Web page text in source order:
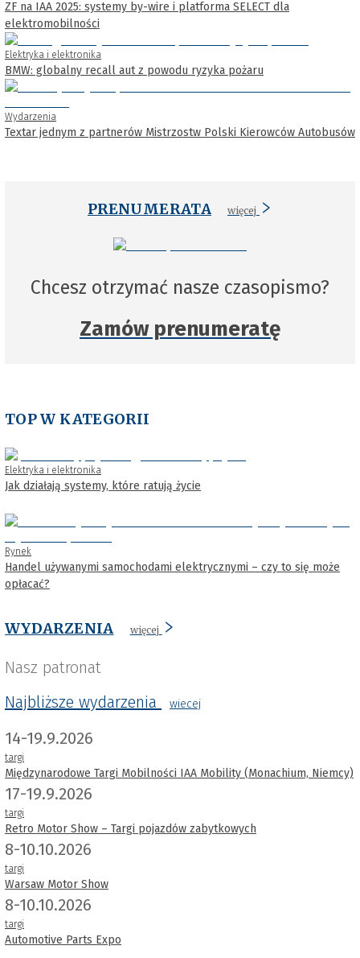
ZF na IAA 2025: systemy by-wire i platforma SELECT dla
elektromobilności
Elektryka i elektronika
BMW: globalny recall aut z powodu ryzyka pożaru
Wydarzenia
Textar jednym z partnerów Mistrzostw Polski Kierowców Autobusów
PRENUMERATA więcej
Chcesz otrzymać nasze czasopismo?
Zamów prenumeratę
TOP W KATEGORII
Elektryka i elektronika
Jak działają systemy, które ratują życie
Rynek
Handel używanymi samochodami elektrycznymi – czy to się może
opłacać?
WYDARZENIA więcej
Nasz patronat
Najbliższe wydarzenia
wiecej
14-19.9.2026
targi
Międzynarodowe Targi Mobilności IAA Mobility (Monachium, Niemcy)
17-19.9.2026
targi
Retro Motor Show – Targi pojazdów zabytkowych
8-10.10.2026
targi
Warsaw Motor Show
8-10.10.2026
targi
Automotive Parts Expo